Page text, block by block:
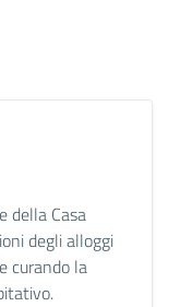
della Casa
degli alloggi
curando la